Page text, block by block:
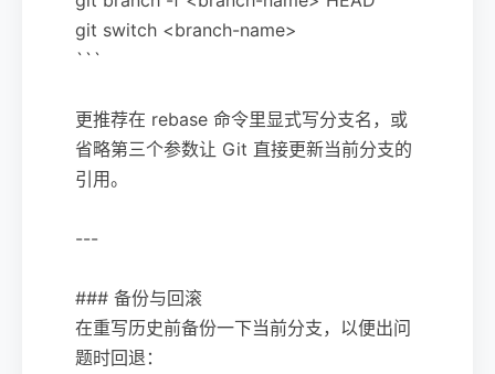
git switch <branch-name>
```
更推荐在 rebase 命令里显式写分支名，或
省略第三个参数让 Git 直接更新当前分支的
引用。
---
### 备份与回滚
在重写历史前备份一下当前分支，以便出问
题时回退：